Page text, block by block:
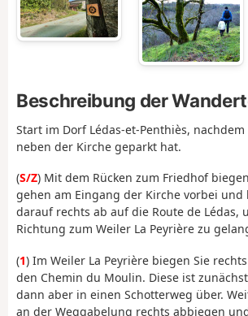
Beschreibung der
Start im Dorf Lédas-et-Penthiès,
neben der Kirche geparkt hat.
(S/Z) Mit dem Rücken zum Friedhof
gehen am Eingang der Kirche vorbei und
darauf rechts ab auf die Route de Lédas,
Richtung zum Weiler La Peyrière zu
(1) Im Weiler La Peyrière biegen Sie
den Chemin du Moulin. Diese ist
dann aber in einen Schotterweg über.
an der Weggabelung rechts abbiegen